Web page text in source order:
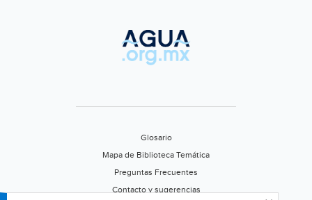
Glosario
Mapa de Biblioteca Temática
Preguntas Frecuentes
Contacto y sugerencias